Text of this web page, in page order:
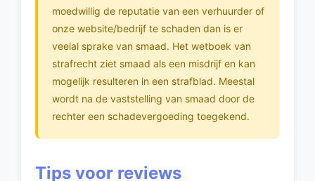
moedwillig de reputatie van een verhuurder of
onze website/bedrijf te schaden dan is er
veelal sprake van smaad. Het wetboek van
strafrecht ziet smaad als een misdrijf en kan
mogelijk resulteren in een strafblad. Meestal
wordt na de vaststelling van smaad door de
rechter een schadevergoeding toegekend.
Tips voor reviews